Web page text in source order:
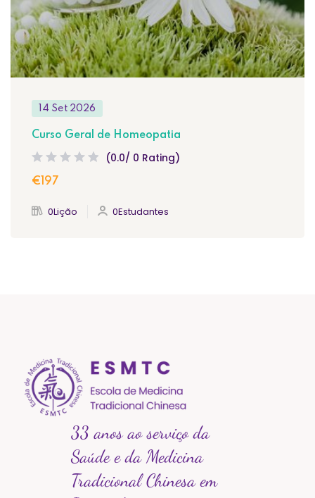
14 Set 2026
Curso Geral de Homeopatia
(0.0/ 0 Rating)
€197
0Lição 0Estudantes
33 anos ao serviço da
Saúde e da Medicina
Tradicional Chinesa em